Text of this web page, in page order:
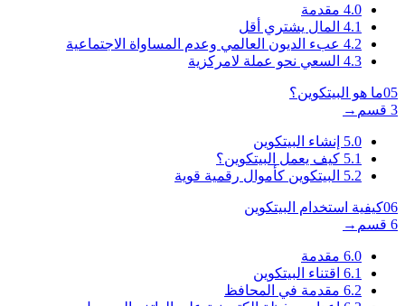
4.0 مقدمة
4.1 المال يشتري أقل
4.2 عبء الديون العالمي وعدم المساواة الاجتماعية
4.3 السعي نحو عملة لامركزية
05ما هو البيتكوين؟
3 قسم
→
5.0 إنشاء البيتكوين
5.1 كيف يعمل البيتكوين؟
5.2 البيتكوين كأموال رقمية قوية
06كيفية استخدام البيتكوين
6 قسم
→
6.0 مقدمة
6.1 اقتناء البيتكوين
6.2 مقدمة في المحافظ